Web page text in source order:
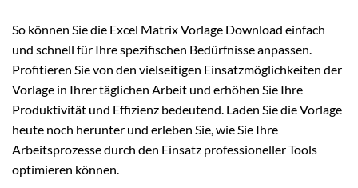
So können Sie die Excel Matrix Vorlage Download einfach
und schnell für Ihre spezifischen Bedürfnisse anpassen.
Profitieren Sie von den vielseitigen Einsatzmöglichkeiten der
Vorlage in Ihrer täglichen Arbeit und erhöhen Sie Ihre
Produktivität und Effizienz bedeutend. Laden Sie die Vorlage
heute noch herunter und erleben Sie, wie Sie Ihre
Arbeitsprozesse durch den Einsatz professioneller Tools
optimieren können.